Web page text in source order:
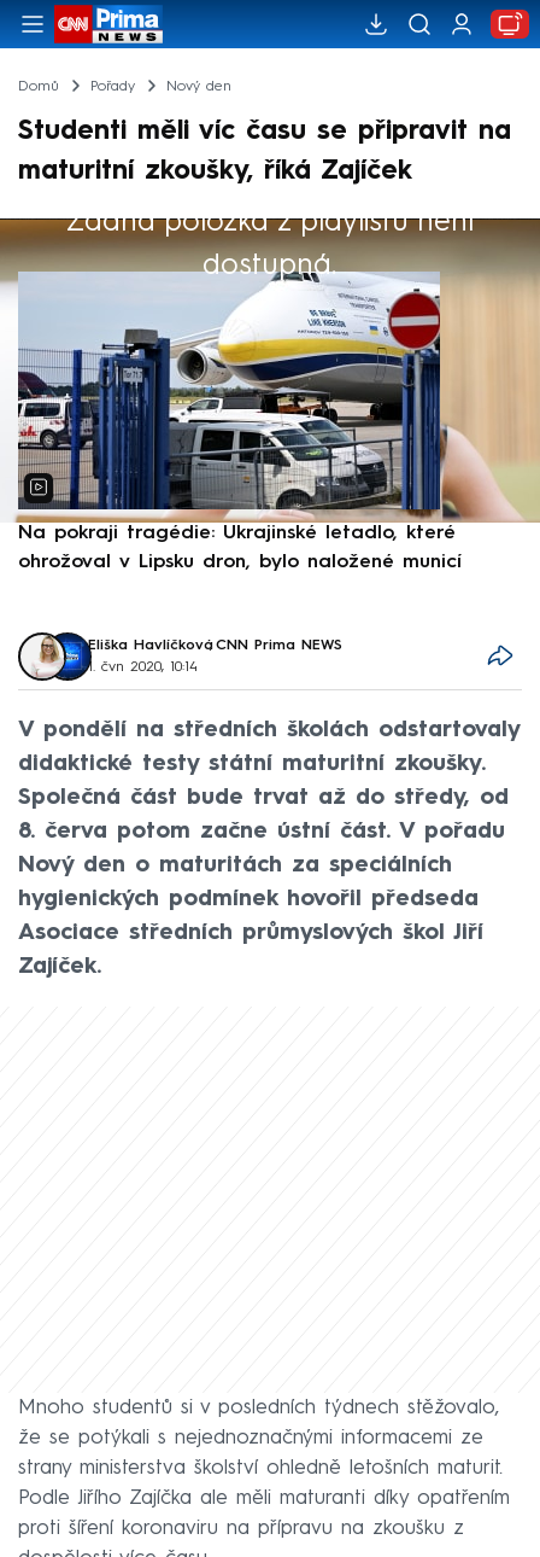
Domů Pořady Nový den
Studenti měli víc času se připravit na
maturitní zkoušky, říká Zajíček
Žádná položka z playlistu není
dostupná.
Výběr redakce
Na pokraji tragédie: Ukrajinské letadlo, které
ohrožoval v Lipsku dron, bylo naložené municí
Eliška Havlíčková, CNN Prima NEWS
1. čvn 2020, 10:14
V pondělí na středních školách odstartovaly
didaktické testy státní maturitní zkoušky.
Společná část bude trvat až do středy, od
8. červa potom začne ústní část. V pořadu
Nový den o maturitách za speciálních
hygienických podmínek hovořil předseda
Asociace středních průmyslových škol Jiří
Zajíček.
Mnoho studentů si v posledních týdnech stěžovalo,
že se potýkali s nejednoznačnými informacemi ze
strany ministerstva školství ohledně letošních maturit.
Podle Jiřího Zajíčka ale měli maturanti díky opatřením
proti šíření koronaviru na přípravu na zkoušku z